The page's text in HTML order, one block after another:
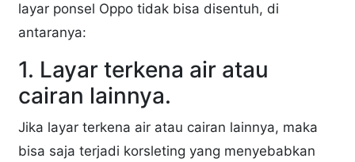
layar ponsel Oppo tidak bisa disentuh, di
antaranya:
1. Layar terkena air atau
cairan lainnya.
Jika layar terkena air atau cairan lainnya, maka
bisa saja terjadi korsleting yang menyebabkan